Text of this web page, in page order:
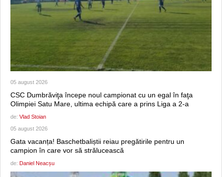
05 august 2026
CSC Dumbrăviţa începe noul campionat cu un egal în faţa
Olimpiei Satu Mare, ultima echipă care a prins Liga a 2-a
de: Vlad Stoian
05 august 2026
Gata vacanța! Baschetbaliștii reiau pregătirile pentru un
campion în care vor să strălucească
de: Daniel Neacșu